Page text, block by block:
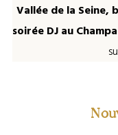
Vallée de la
soirée DJ au